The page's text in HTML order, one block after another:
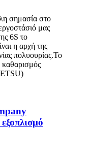
σημασία στο
μας
6S το
η αρχή της
πολυουρίας.Το